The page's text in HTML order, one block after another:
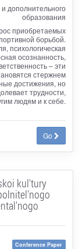
дополнительного
образования
приобретаемых
борьбой.
психологическая
осознанность,
– эти
стержнем
достижения, но
трудности,
людям и к себе.
Go
kul'tury
Conference Paper